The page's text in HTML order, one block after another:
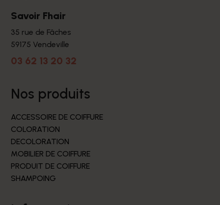
Savoir Fhair
35 rue de Fâches
59175 Vendeville
03 62 13 20 32
nos produits
ACCESSOIRE DE COIFFURE
COLORATION
DECOLORATION
MOBILIER DE COIFFURE
PRODUIT DE COIFFURE
SHAMPOING